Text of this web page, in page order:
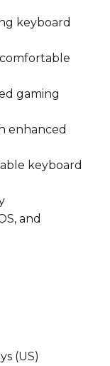
keyboard
comfortable
gaming
enhanced
keyboard
and
(US)